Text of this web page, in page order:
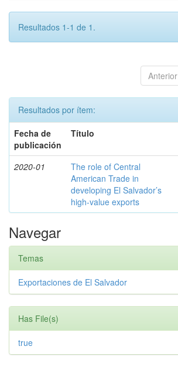
Resultados 1-1 de 1.
Anterior
Resultados por ítem:
Fecha de
publicación
Título
2020-01
The role of Central
American Trade in
developing El Salvador’s
high-value exports
Navegar
Temas
Exportaciones de El Salvador
Has File(s)
true